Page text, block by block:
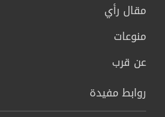
مقال رأي
منوعات
عن قرب
روابط مفيدة